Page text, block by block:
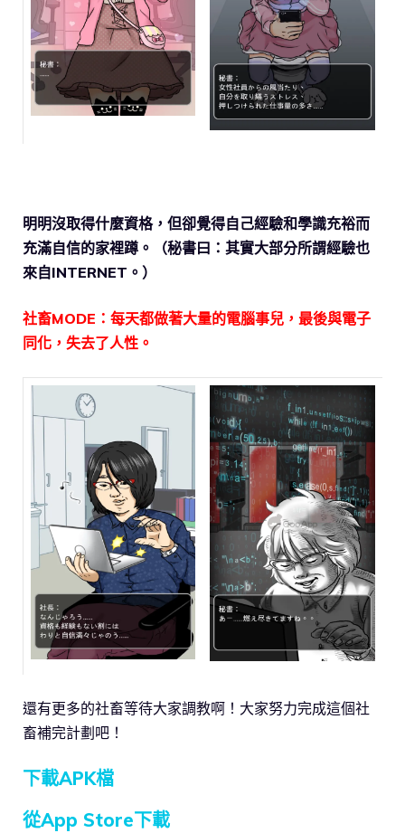
明明沒取得什麼資格，但卻覺得自己經驗和學識充裕而
充滿自信的家裡蹲。（秘書曰：其實大部分所謂經驗也
來自INTERNET。）
社畜MODE：每天都做著大量的電腦事兒，最後與電子
同化，失去了人性。
還有更多的社畜等待大家調教啊！大家努力完成這個社
畜補完計劃吧！
下載APK檔
從App Store下載